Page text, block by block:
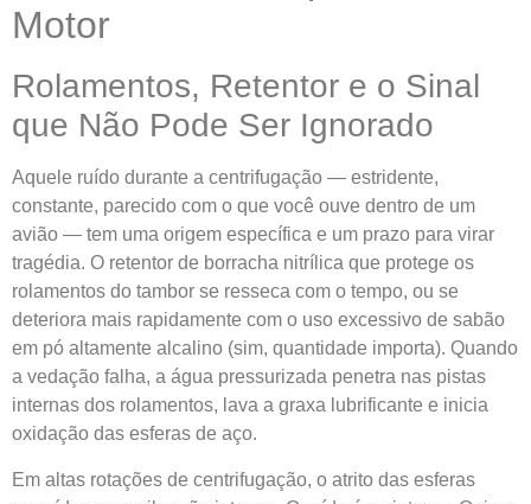
Motor
Rolamentos, Retentor e o Sinal
que Não Pode Ser Ignorado
Aquele ruído durante a centrifugação — estridente,
constante, parecido com o que você ouve dentro de um
avião — tem uma origem específica e um prazo para virar
tragédia. O retentor de borracha nitrílica que protege os
rolamentos do tambor se resseca com o tempo, ou se
deteriora mais rapidamente com o uso excessivo de sabão
em pó altamente alcalino (sim, quantidade importa). Quando
a vedação falha, a água pressurizada penetra nas pistas
internas dos rolamentos, lava a graxa lubrificante e inicia
oxidação das esferas de aço.
Em altas rotações de centrifugação, o atrito das esferas